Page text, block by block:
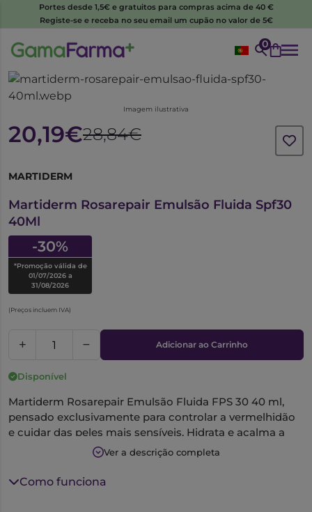
Portes desde 1,5€ e gratuitos para compras acima de 40 €
Registe-se e receba no seu email um cupão no valor de 5€
0
Imagem ilustrativa
20,19€28,84€
MARTIDERM
Martiderm Rosarepair Emulsão Fluida Spf30
40Ml
-30%
*Promoção válida de
01/07/2026 a
31/08/2026
(Preços incluem IVA)
Adicionar ao Carrinho
Disponível
Martiderm Rosarepair Emulsão Fluida FPS 30 40 ml,
pensado exclusivamente para controlar a vermelhidão
e cuidar das peles mais sensíveis. Hidrata e acalma a
pele, restaurando a sua função de barreira. Protege a
Prebióticos -Protegem e equilibram a microbiota
Ver a descrição completa
Como funciona